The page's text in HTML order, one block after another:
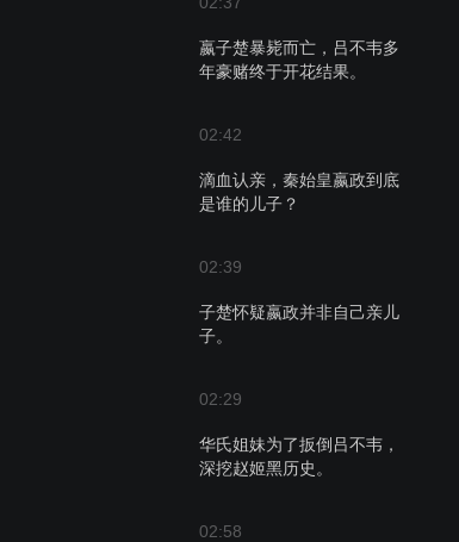
嬴子楚暴毙而亡，吕不韦多
年豪赌终于开花结果。
02:42
滴血认亲，秦始皇嬴政到底
是谁的儿子？
02:39
子楚怀疑嬴政并非自己亲儿
子。
02:29
华氏姐妹为了扳倒吕不韦，
深挖赵姬黑历史。
02:58